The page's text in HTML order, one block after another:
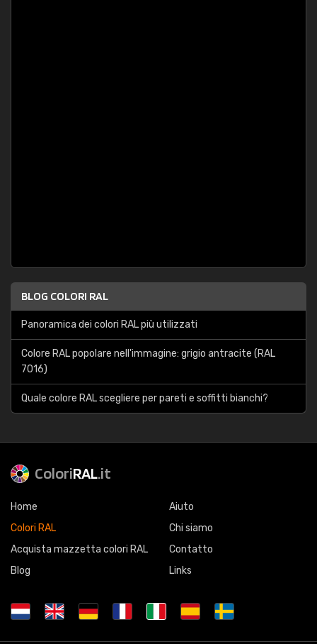
BLOG COLORI RAL
Panoramica dei colori RAL più utilizzati
Colore RAL popolare nell'immagine: grigio antracite (RAL
7016)
Quale colore RAL scegliere per pareti e soffitti bianchi?
ColoriRAL.it
Home
Colori RAL
Acquista mazzetta colori RAL
Blog
Aiuto
Chi siamo
Contatto
Links